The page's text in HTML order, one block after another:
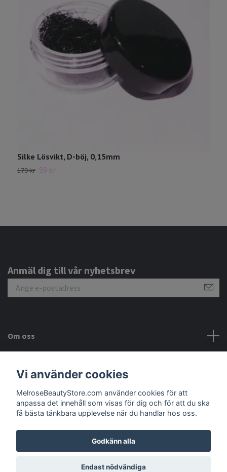
Silke Lösvikt, D-böj, 0,15mm
179 kr 59 kr
Anmäl dig till vår nyhetsbrev
Om oss
Meny
© 2026 MelroseBeautyStore.com
Vi använder cookies
MelroseBeautyStore.com använder cookies för att
anpassa det innehåll som visas för dig och för att du ska
få bästa tänkbara upplevelse när du handlar hos oss.
Godkänn alla
Endast nödvändiga